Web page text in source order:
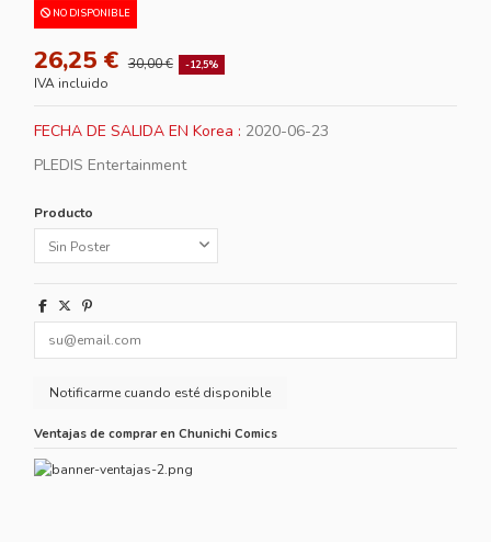
NO DISPONIBLE
26,25 € 30,00 € -12,5%
IVA incluido
FECHA DE SALIDA EN Korea : 2020-06-23
PLEDIS Entertainment
Producto
Ventajas de comprar en Chunichi Comics